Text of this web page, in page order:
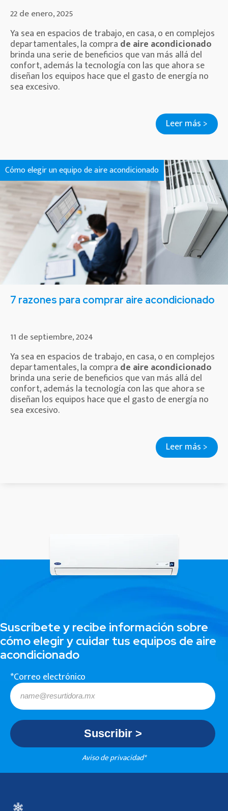
22 de enero, 2025
Ya sea en espacios de trabajo, en casa, o en complejos
departamentales, la compra de aire acondicionado
brinda una serie de beneficios que van más allá del
confort, además la tecnología con las que ahora se
diseñan los equipos hace que el gasto de energía no
sea excesivo.
Leer más >
Cómo elegir un equipo de aire acondicionado
7 razones para comprar aire acondicionado
11 de septiembre, 2024
Ya sea en espacios de trabajo, en casa, o en complejos
departamentales, la compra de aire acondicionado
brinda una serie de beneficios que van más allá del
confort, además la tecnología con las que ahora se
diseñan los equipos hace que el gasto de energía no
sea excesivo.
Leer más >
Suscríbete y recibe información sobre
cómo elegir y cuidar tus equipos de aire
acondicionado
*Correo electrónico
Aviso de privacidad*